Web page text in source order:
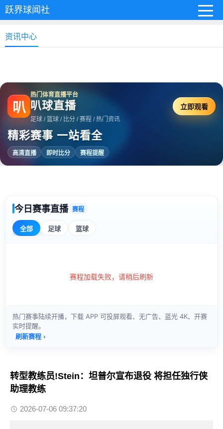
跃界球闻社
资讯中心
叭
热门体育直播平台
叭球直播
足球 / 篮球 / 比分 / 赛程 / 热门资讯
精彩赛事 一站看全
高清直播 即时比分 赛程提醒
立即观看
转型教练员!Stein：坦普尔宣布退役 将担任独行侠
助理教练
2026-07-06 09:37:20